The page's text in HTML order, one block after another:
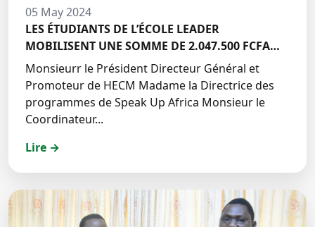
05 May 2024
LES ÉTUDIANTS DE L’ÉCOLE LEADER
MOBILISENT UNE SOMME DE 2.047.500 FCFA
POUR LE FONDS ZÉRO PALU:DISCOURS DE M.
Halil BAKARY, REPRESENTANT DES ETUDIANTS
DE HECM
Monsieurr le Président Directeur Général et
Promoteur de HECM Madame la Directrice des
programmes de Speak Up Africa Monsieur le
Coordinateur...
Lire →